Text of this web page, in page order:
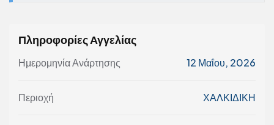
Πληροφορίες Αγγελίας
Ημερομηνία Ανάρτησης 12 Μαΐου, 2026
Περιοχή ΧΑΛΚΙΔΙΚΗ